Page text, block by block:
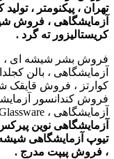
تهران ، پیکنومتر ،
آزمایشگاهی ، فروش
کریستالیزور ته گرد .
فروش بشر شیشه ای ،
آزمایشگاهی ، بالن
کوارتز ، فروش قایقک
فروش کندانسور
آزمایشگاهی ، Laboratory Glassware ،
آزمایشگاهی نوین
تیوپ آزمایشگاهی
، فروش پیپت مدرج .